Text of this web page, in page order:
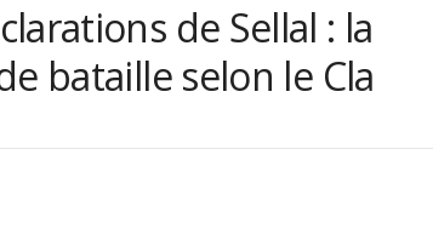
de Sellal : la
bataille selon le Cla